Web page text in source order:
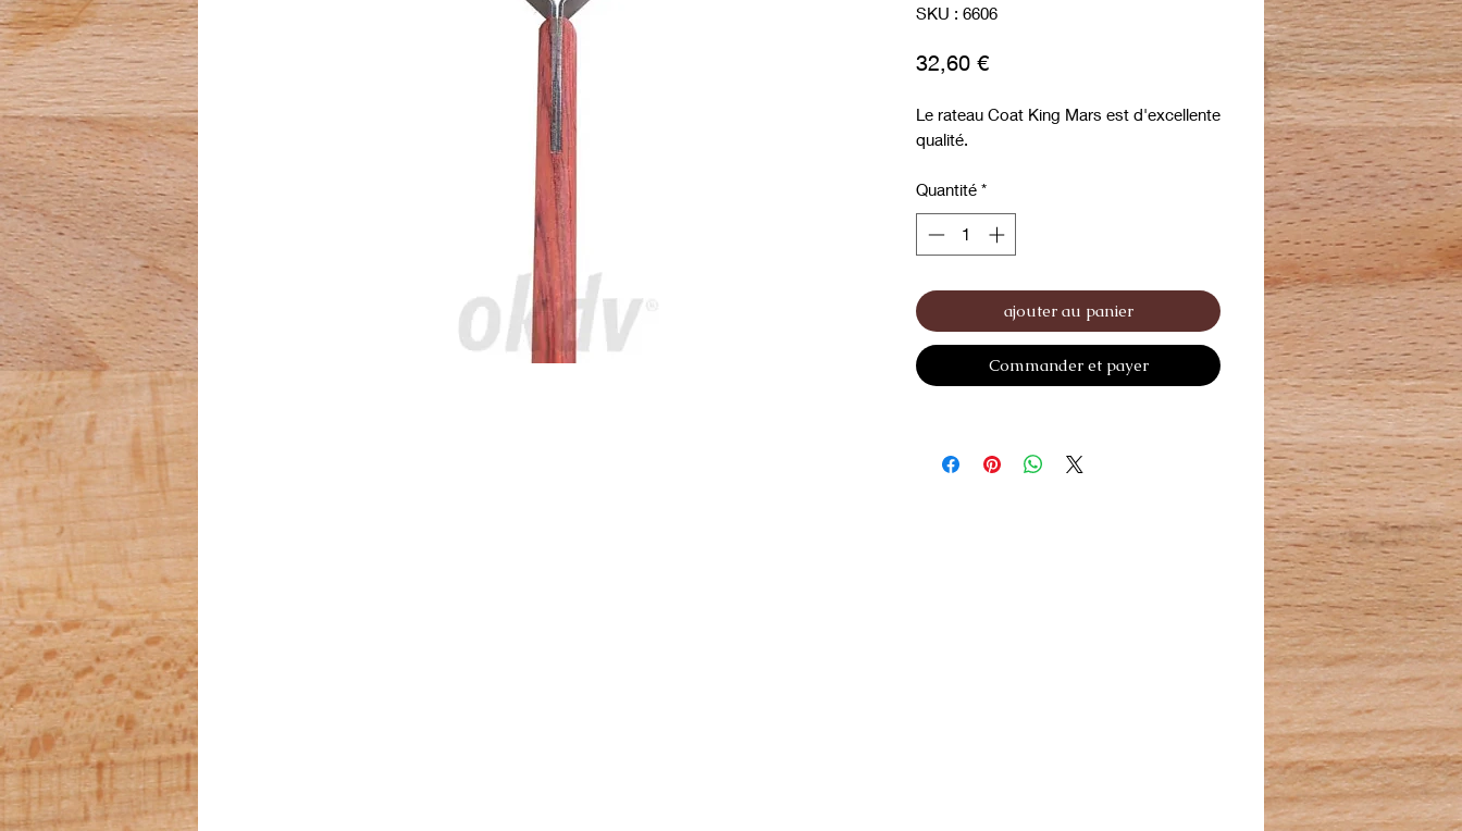
SKU : 6606
32,60 €Prix
Le rateau Coat King Mars est d'excellente
qualité.
Quantité *
ajouter au panier
Commander et payer